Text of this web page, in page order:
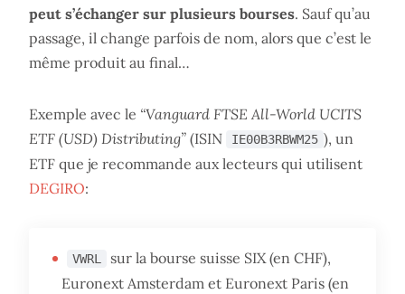
peut s’échanger sur plusieurs bourses. Sauf qu’au
passage, il change parfois de nom, alors que c’est le
même produit au final…
Exemple avec le “Vanguard FTSE All-World UCITS
ETF (USD) Distributing” (ISIN IE00B3RBWM25 ), un
ETF que je recommande aux lecteurs qui utilisent
DEGIRO:
VWRL
sur la bourse suisse SIX (en CHF),
Euronext Amsterdam et Euronext Paris (en